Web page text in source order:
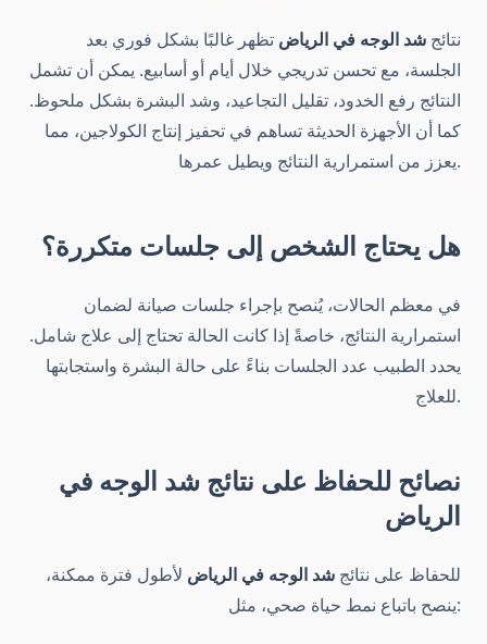
نتائج شد الوجه في الرياض تظهر غالبًا بشكل فوري بعد
الجلسة، مع تحسن تدريجي خلال أيام أو أسابيع. يمكن أن تشمل
النتائج رفع الخدود، تقليل التجاعيد، وشد البشرة بشكل ملحوظ.
كما أن الأجهزة الحديثة تساهم في تحفيز إنتاج الكولاجين، مما
يعزز من استمرارية النتائج ويطيل عمرها.
هل يحتاج الشخص إلى جلسات متكررة؟
في معظم الحالات، يُنصح بإجراء جلسات صيانة لضمان
استمرارية النتائج، خاصةً إذا كانت الحالة تحتاج إلى علاج شامل.
يحدد الطبيب عدد الجلسات بناءً على حالة البشرة واستجابتها
للعلاج.
نصائح للحفاظ على نتائج شد الوجه في
الرياض
للحفاظ على نتائج شد الوجه في الرياض لأطول فترة ممكنة،
ينصح باتباع نمط حياة صحي، مثل: